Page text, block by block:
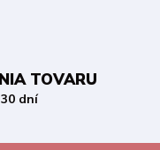
TOVARU
dní